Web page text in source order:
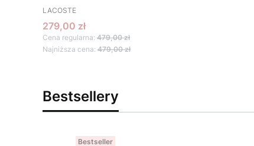
PRODUCENT
LACOSTE
Cena promocyjna
279,00 zł
Cena regularna: 479,00 zł
Najniższa cena: 479,00 zł
Bestsellery
Bestseller